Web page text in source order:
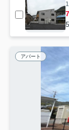
アパート